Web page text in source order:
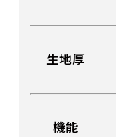
生地厚
機能